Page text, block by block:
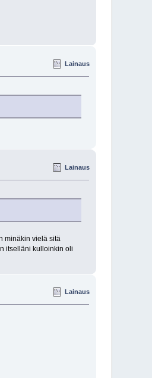
Lainaus
Lainaus
minäkin vielä sitä
itselläni kulloinkin oli
Lainaus